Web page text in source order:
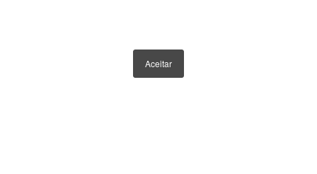
Aceitar
Termos de Uso
Política de Privacidade